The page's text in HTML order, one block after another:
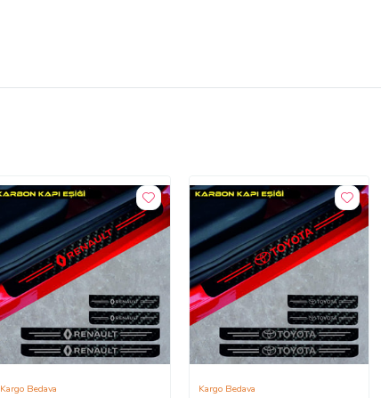
Kargo Bedava Kargo Bedava